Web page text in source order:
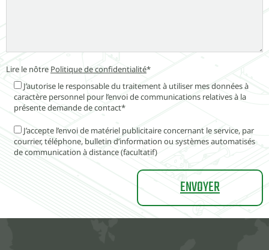
Lire le nôtre Politique de confidentialité*
J’autorise le responsable du traitement à utiliser mes données à
caractère personnel pour l’envoi de communications relatives à la
présente demande de contact*
J’accepte l’envoi de matériel publicitaire concernant le service, par
courrier, téléphone, bulletin d’information ou systèmes automatisés
de communication à distance (facultatif)